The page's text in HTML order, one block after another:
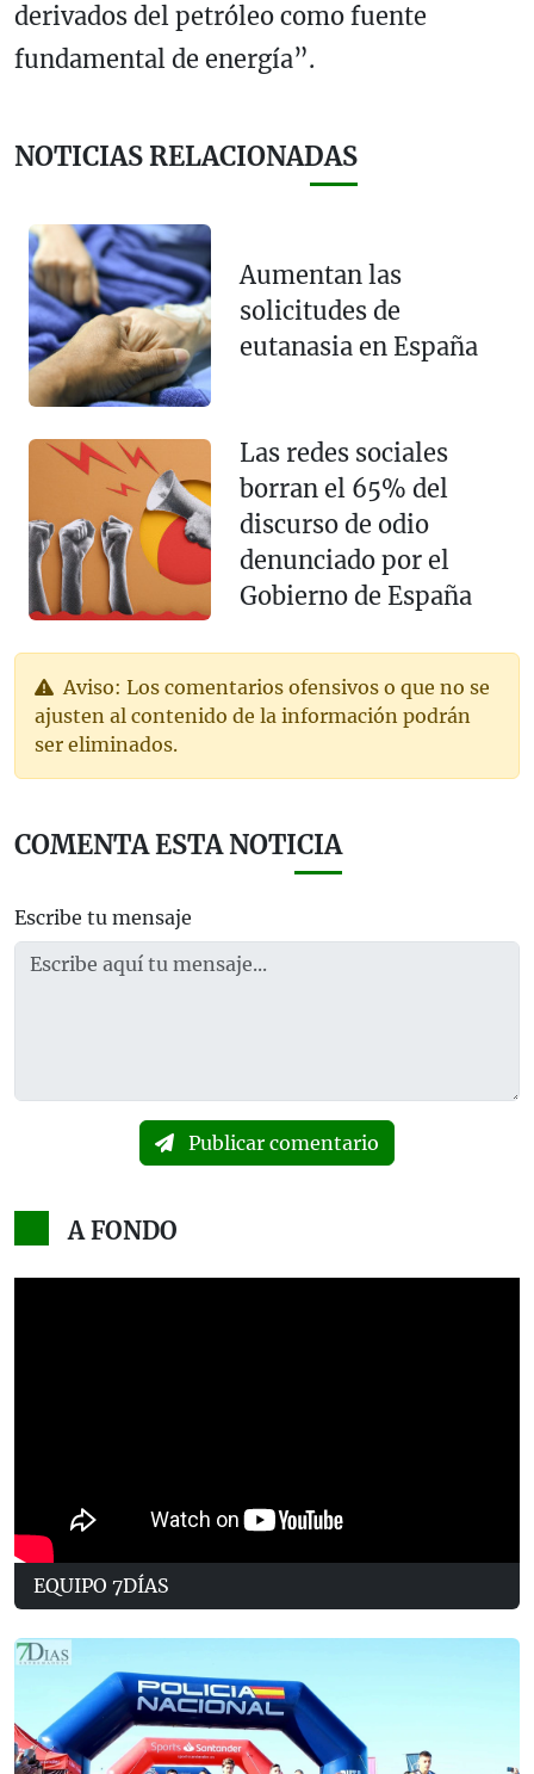
derivados del petróleo como fuente
fundamental de energía”.
NOTICIAS RELACIONADAS
Aumentan las
solicitudes de
eutanasia en España
Las redes sociales
borran el 65% del
discurso de odio
denunciado por el
Gobierno de España
Aviso: Los comentarios ofensivos o que no se
ajusten al contenido de la información podrán
ser eliminados.
COMENTA ESTA NOTICIA
Escribe tu mensaje
Publicar comentario
A FONDO
EQUIPO 7DÍAS